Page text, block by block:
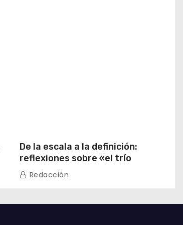
De la escala a la definición:
reflexiones sobre «el trío
emergente» de China
Redacción